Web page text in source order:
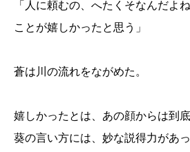
「人に頼むの、へたくそなんだよ
ことが嬉しかったと思う」
蒼は川の流れをながめた。
嬉しかったとは、あの顔からは到
葵の言い方には、妙な説得力があっ